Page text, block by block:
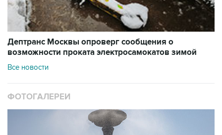
Дептранс Москвы опроверг сообщения о
возможности проката электросамокатов зимой
Все новости
ФОТОГАЛЕРЕИ